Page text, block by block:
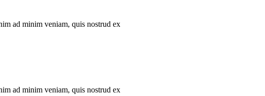
ad minim veniam, quis nostrud ex
ad minim veniam, quis nostrud ex